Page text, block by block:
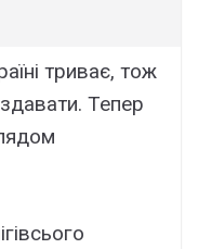
триває, тож
Тепер